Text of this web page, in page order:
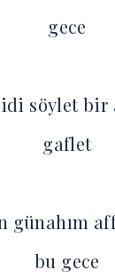
gece
söylet bir
gaflet
günahım
bu gece